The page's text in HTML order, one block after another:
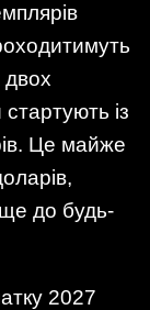
із
Це майже
до будь-
2027